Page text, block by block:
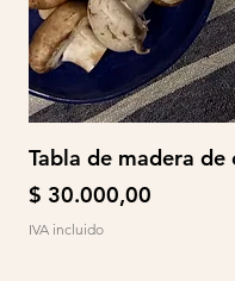
Tabla de madera de
Precio
$ 30.000,00
IVA incluido